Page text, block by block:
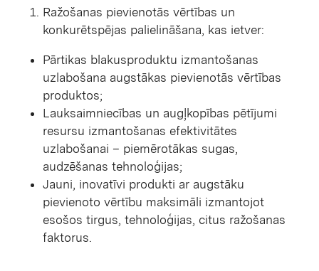
Ražošanas pievienotās vērtības un
konkurētspējas palielināšana, kas ietver:
Pārtikas blakusproduktu izmantošanas
uzlabošana augstākas pievienotās vērtības
produktos;
Lauksaimniecības un augļkopības pētījumi
resursu izmantošanas efektivitātes
uzlabošanai – piemērotākas sugas,
audzēšanas tehnoloģijas;
Jauni, inovatīvi produkti ar augstāku
pievienoto vērtību maksimāli izmantojot
esošos tirgus, tehnoloģijas, citus ražošanas
faktorus.